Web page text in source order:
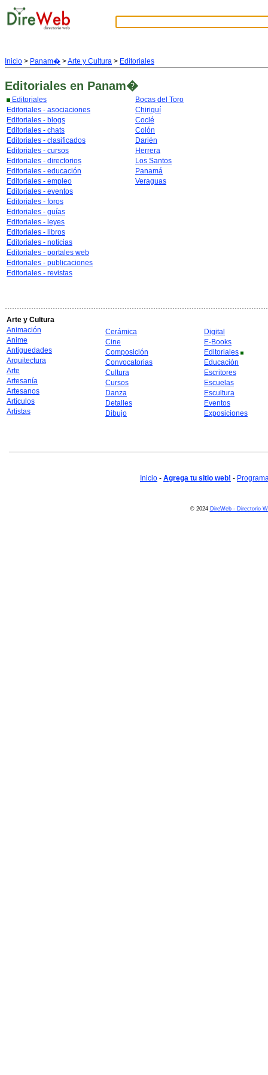
Inicio > Panam� >Arte y Cultura > Editoriales
Editoriales en Panam�
Editoriales
Editoriales - asociaciones
Editoriales - blogs
Editoriales - chats
Editoriales - clasificados
Editoriales - cursos
Editoriales - directorios
Editoriales - educación
Editoriales - empleo
Editoriales - eventos
Editoriales - foros
Editoriales - guías
Editoriales - leyes
Editoriales - libros
Editoriales - noticias
Editoriales - portales web
Editoriales - publicaciones
Editoriales - revistas
Bocas del Toro
Chiriquí
Coclé
Colón
Darién
Herrera
Los Santos
Panamá
Veraguas
Arte y Cultura
Animación
Anime
Antiguedades
Arquitectura
Arte
Artesanía
Artesanos
Artículos
Artistas
Cerámica
Cine
Composición
Convocatorias
Cultura
Cursos
Danza
Detalles
Dibujo
Digital
E-Books
Editoriales
Educación
Escritores
Escuelas
Escultura
Eventos
Exposiciones
Inicio - Agrega tu sitio web! -
© 2024 DireWeb - Directorio